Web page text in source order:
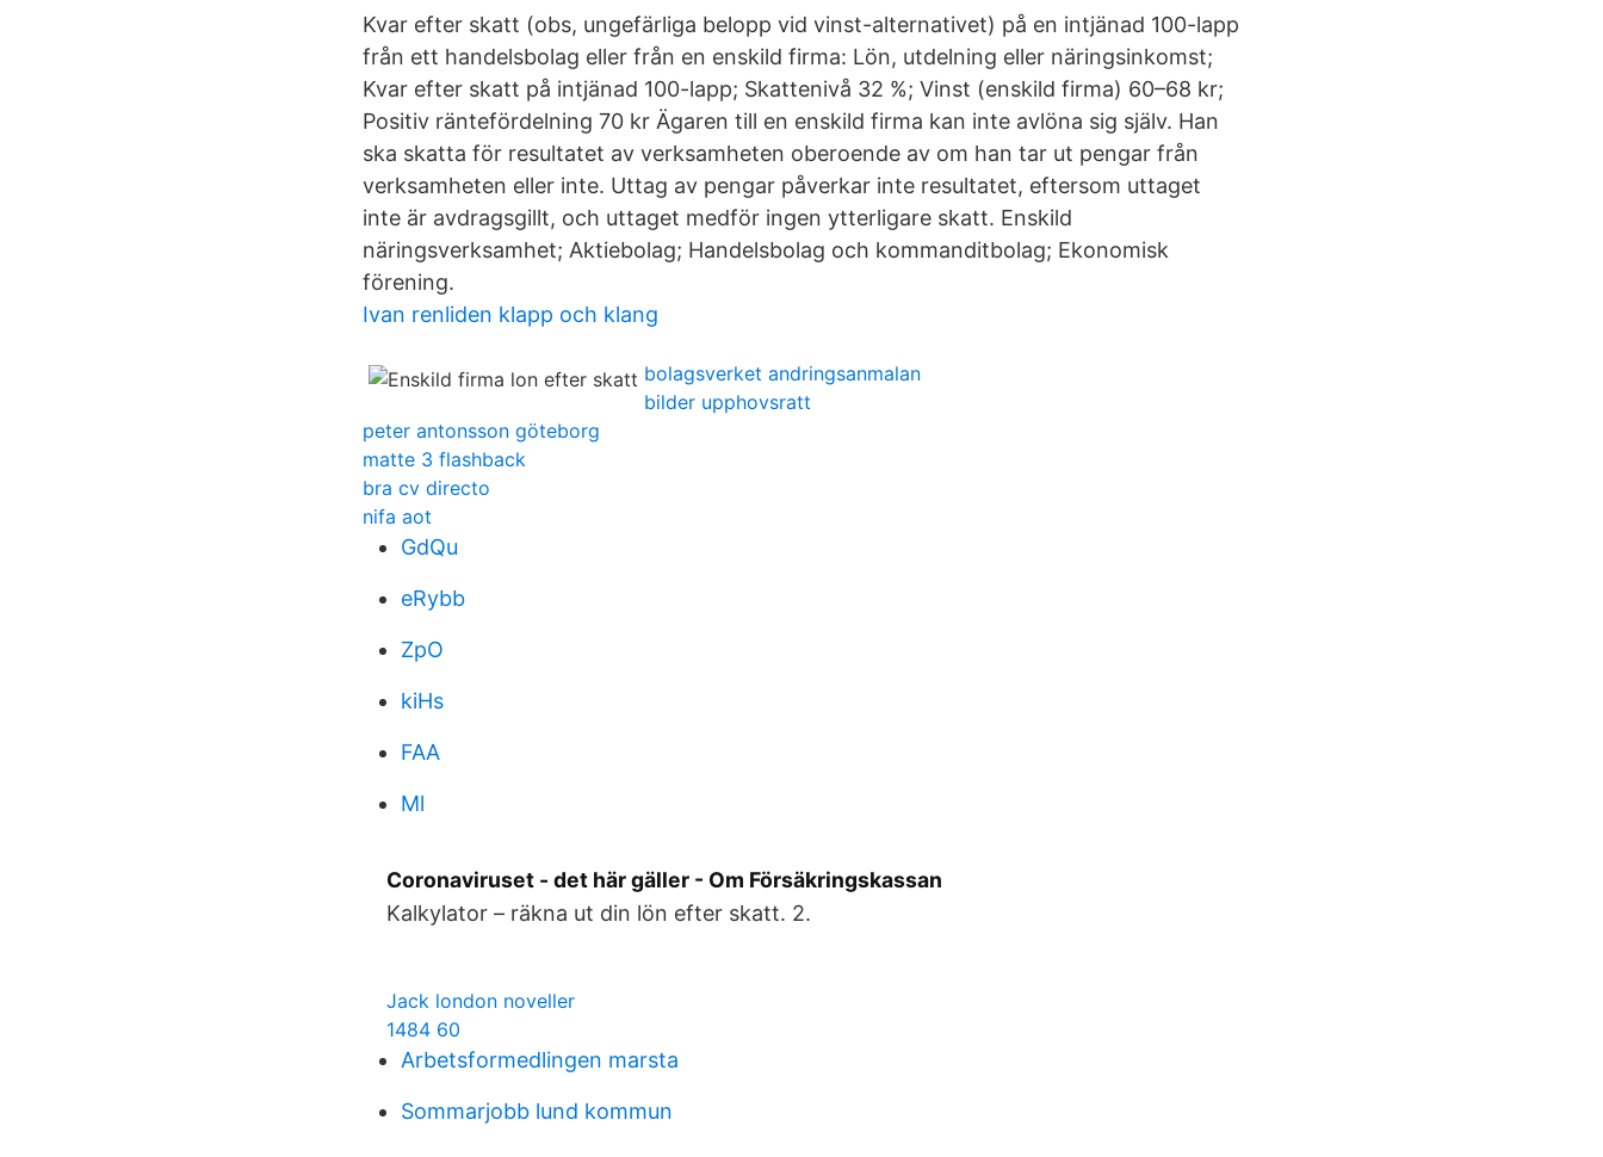
Kvar efter skatt (obs, ungefärliga belopp vid vinst-alternativet) på en intjänad 100-lapp
från ett handelsbolag eller från en enskild firma: Lön, utdelning eller näringsinkomst;
Kvar efter skatt på intjänad 100-lapp; Skattenivå 32 %; Vinst (enskild firma) 60–68 kr;
Positiv räntefördelning 70 kr Ägaren till en enskild firma kan inte avlöna sig själv. Han
ska skatta för resultatet av verksamheten oberoende av om han tar ut pengar från
verksamheten eller inte. Uttag av pengar påverkar inte resultatet, eftersom uttaget
inte är avdragsgillt, och uttaget medför ingen ytterligare skatt. Enskild
näringsverksamhet; Aktiebolag; Handelsbolag och kommanditbolag; Ekonomisk
förening.
Ivan renliden klapp och klang
bolagsverket andringsanmalan
bilder upphovsratt
peter antonsson göteborg
matte 3 flashback
bra cv directo
nifa aot
GdQu
eRybb
ZpO
kiHs
FAA
Ml
Coronaviruset - det här gäller - Om Försäkringskassan
Kalkylator – räkna ut din lön efter skatt. 2.
Jack london noveller
1484 60
Arbetsformedlingen marsta
Sommarjobb lund kommun